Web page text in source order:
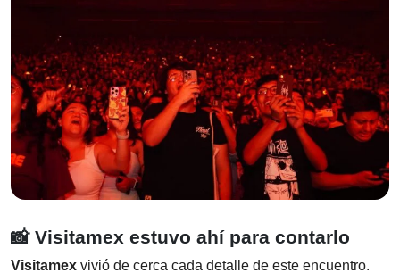
📸 Visitamex estuvo ahí para contarlo
Visitamex vivió de cerca cada detalle de este encuentro.